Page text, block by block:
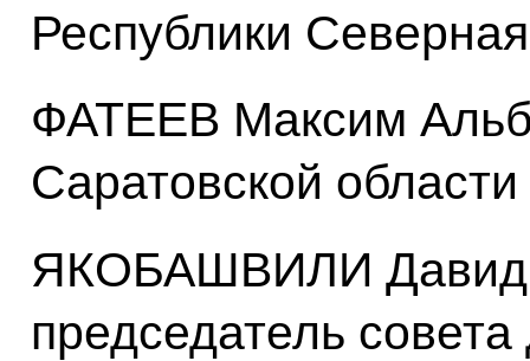
Республики
ФАТЕЕВ Максим
Саратовской области
ЯКОБАШВИЛИ Давид
председатель